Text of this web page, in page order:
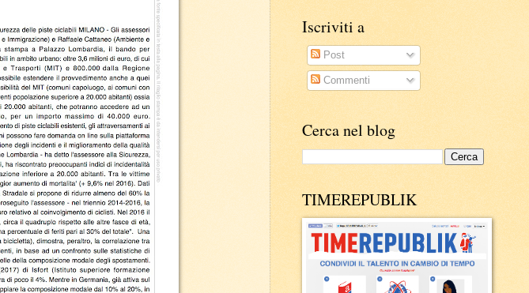
Iscriviti a
Post
Commenti
Cerca nel blog
TIMEREPUBLIK